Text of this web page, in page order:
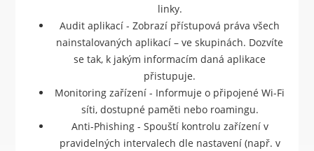
linky.
Audit aplikací - Zobrazí přístupová práva všech
nainstalovaných aplikací – ve skupinách. Dozvíte
se tak, k jakým informacím daná aplikace
přistupuje.
Monitoring zařízení - Informuje o připojené Wi-Fi
síti, dostupné paměti nebo roamingu.
Anti-Phishing - Spouští kontrolu zařízení v
pravidelných intervalech dle nastavení (např. v